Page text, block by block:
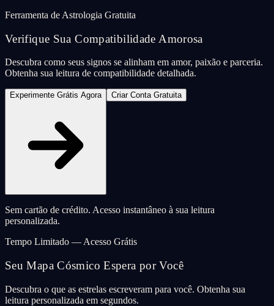
Ferramenta de Astrologia Gratuita
Verifique Sua Compatibilidade Amorosa
Descubra como seus signos se alinham em amor, paixão e parceria.
Obtenha sua leitura de compatibilidade detalhada.
Experimente Grátis Agora Criar Conta Gratuita
Sem cartão de crédito. Acesso instantâneo à sua leitura
personalizada.
Tempo Limitado — Acesso Grátis
Seu Mapa Cósmico Espera por Você
Descubra o que as estrelas escreveram para você. Obtenha sua
leitura personalizada em segundos.